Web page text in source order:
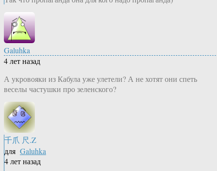
Galuhka
4 лет назад
А укровояки из Кабула уже улетели? А не хотят они спеть
веселы частушки про зеленского?
千爪 尺.Z
для Galuhka
4 лет назад